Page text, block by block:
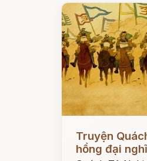
Truyện
hồng đại